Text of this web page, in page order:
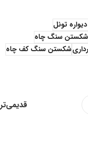
تونل
شکستن سنگ چاه
شکستن سنگ کف چاه
قدیمی‌تر